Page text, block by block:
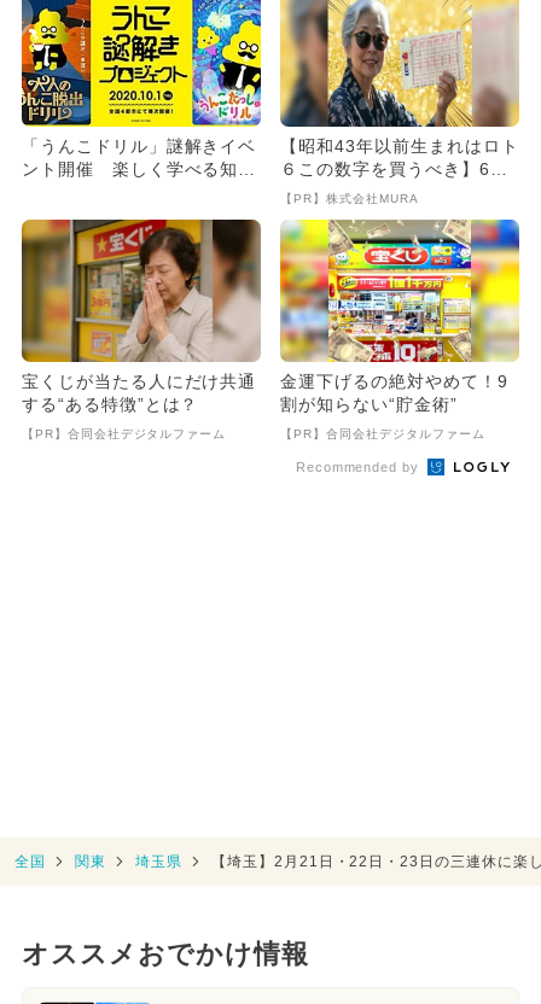
「うんこドリル」謎解きイベ
ント開催 楽しく学べる知育
【昭和43年以前生まれはロト
６この数字を買うべき】6つ
の数字が「完全一致」する
【PR】株式会社MURA
宝くじが当たる人にだけ共通
する“ある特徴”とは？
【PR】合同会社デジタルファーム
金運下げるの絶対やめて！9
割が知らない“貯金術”
【PR】合同会社デジタルファーム
Recommended by
全国 関東 埼玉県 【埼玉】2月21日・22日・23日の三連休に楽
オススメおでかけ情報